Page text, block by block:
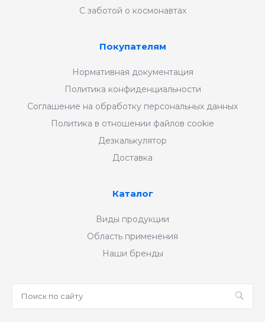
С заботой о космонавтах
Покупателям
Нормативная документация
Политика конфиденциальности
Соглашение на обработку персональных данных
Политика в отношении файлов cookie
Дезкалькулятор
Доставка
Каталог
Виды продукции
Область применения
Наши бренды